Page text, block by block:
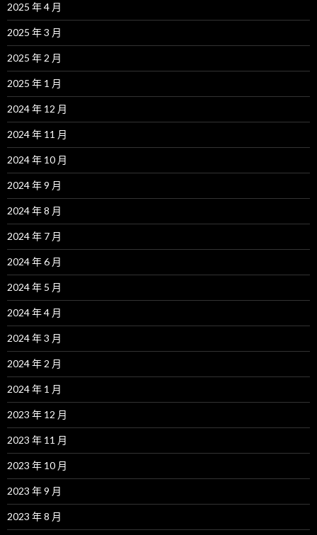
2025 年 4 月
2025 年 3 月
2025 年 2 月
2025 年 1 月
2024 年 12 月
2024 年 11 月
2024 年 10 月
2024 年 9 月
2024 年 8 月
2024 年 7 月
2024 年 6 月
2024 年 5 月
2024 年 4 月
2024 年 3 月
2024 年 2 月
2024 年 1 月
2023 年 12 月
2023 年 11 月
2023 年 10 月
2023 年 9 月
2023 年 8 月